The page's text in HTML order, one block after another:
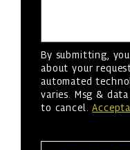
By submitting,
about your
automated
varies. Msg &
to cancel.